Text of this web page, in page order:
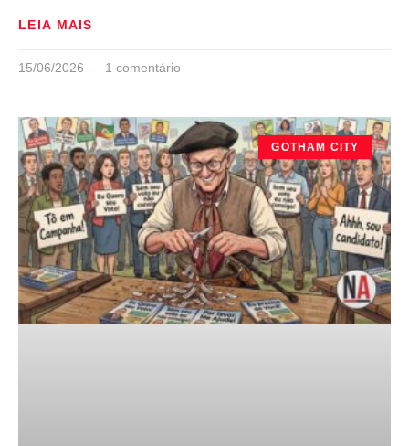
LEIA MAIS
15/06/2026 1 comentário
GOTHAM CITY